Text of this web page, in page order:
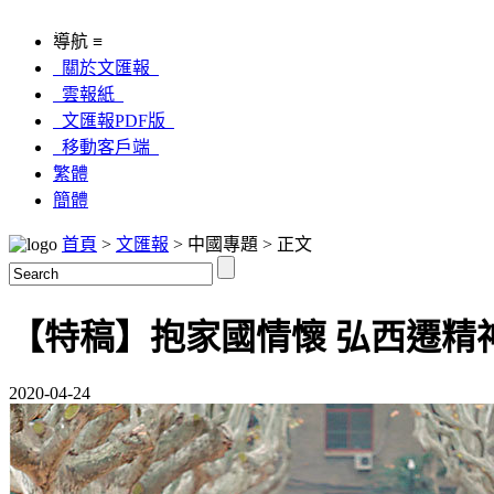
導航 ≡
關於文匯報
雲報紙
文匯報PDF版
移動客戶端
繁體
簡體
首頁 > 文匯報 > 中國專題 > 正文
【特稿】抱家國情懷 弘西遷精
2020-04-24